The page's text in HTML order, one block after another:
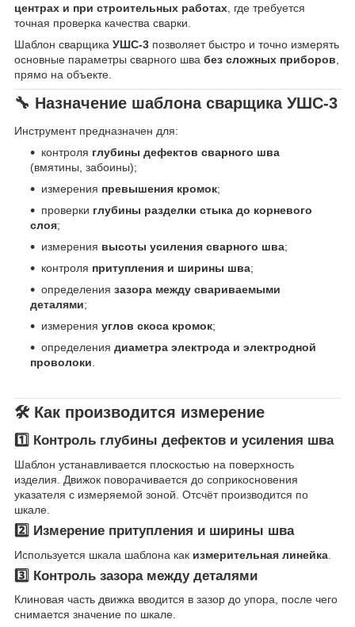
центрах и при строительных работах , где требуется
точная проверка качества сварки.
Шаблон сварщика УШС-3 позволяет быстро и точно измерять
основные параметры сварного шва без сложных приборов
прямо на объекте.
🔧 Назначение шаблона сварщика УШС-3
Инструмент предназначен для:
контроля глубины дефектов сварного шва
(вмятины, забоины);
измерения превышения кромок;
проверки глубины разделки стыка до корневого
слоя;
измерения высоты усиления сварного шва;
контроля притупления и ширины шва;
определения зазора между свариваемыми
деталями;
измерения углов скоса кромок;
определения диаметра электрода и электродной
проволоки.
🛠 Как производится измерение
1️⃣ Контроль глубины дефектов и усиления шва
Шаблон устанавливается плоскостью на поверхность
изделия. Движок поворачивается до соприкосновения
указателя с измеряемой зоной. Отсчёт производится по
шкале.
2️⃣ Измерение притупления и ширины шва
Используется шкала шаблона как измерительная линейка
3️⃣ Контроль зазора между деталями
Клиновая часть движка вводится в зазор до упора, после чего
снимается значение по шкале.